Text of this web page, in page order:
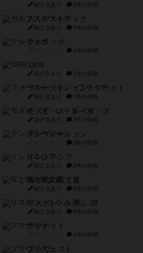
紹介文あり 2件の投稿
ガルフストライク
紹介文あり 1件の投稿
クルティボ
1件の投稿
1809
紹介文あり 1件の投稿
ファースト・イン・フライト
紹介文あり 3件の投稿
モズビ－ズ・レイダ－ズ
紹介文あり 1件の投稿
テンプテーション
2件の投稿
インドネシア
紹介文あり 2件の投稿
宵と暁の呪文書
紹介文あり 8件の投稿
リスボン・トラム 28
紹介文あり 9件の投稿
アマナイト
1件の投稿
ブラヴェスト